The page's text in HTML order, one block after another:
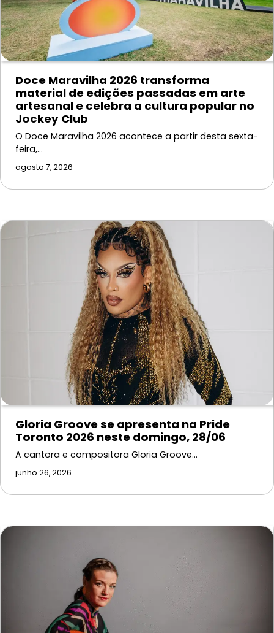
Doce Maravilha 2026 transforma
material de edições passadas em arte
artesanal e celebra a cultura popular no
Jockey Club
O Doce Maravilha 2026 acontece a partir desta sexta-
feira,…
agosto 7, 2026
Gloria Groove se apresenta na Pride
Toronto 2026 neste domingo, 28/06
A cantora e compositora Gloria Groove…
junho 26, 2026